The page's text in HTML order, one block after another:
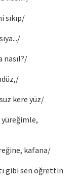
sıkıp/
nasıl?/
kere yüz/
yüreğimle,
kafana/
gibi sen öğrettin